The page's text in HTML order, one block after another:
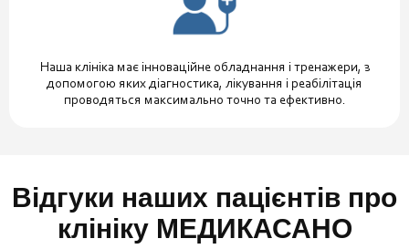
Наша клініка має інноваційне обладнання і тренажери, з
допомогою яких діагностика, лікування і реабілітація
проводяться максимально точно та ефективно.
Відгуки наших пацієнтів про
клініку МЕДИКАСАНО